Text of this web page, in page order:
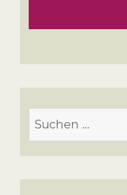
Suchen
nach: